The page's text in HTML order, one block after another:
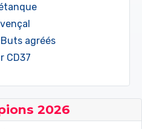
2026
agréés
CD37